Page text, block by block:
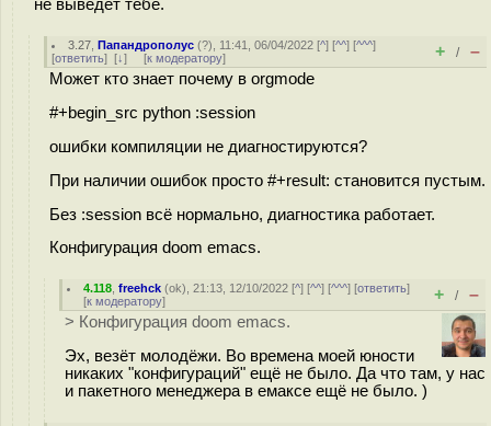
не выведет тебе.
3.27 ,Папандрополус (?), 11:41, 06/04/2022 [^] [^^] [^^^]
[ответить] [↓] [к модератору] + / –
Может кто знает почему в orgmode
#+begin_src python :session
ошибки компиляции не диагностируются?
При наличии ошибок просто #+result: становится пустым.
Без :session всё нормально, диагностика работает.
Конфигурация doom emacs.
4.118 ,freehck (ok), 21:13, 12/10/2022 [^] [^^] [^^^] [ответить]
[к модератору] + / –
> Конфигурация doom emacs.
Эх, везёт молодёжи. Во времена моей юности
никаких "конфигураций" ещё не было. Да что там, у нас
и пакетного менеджера в емаксе ещё не было. )